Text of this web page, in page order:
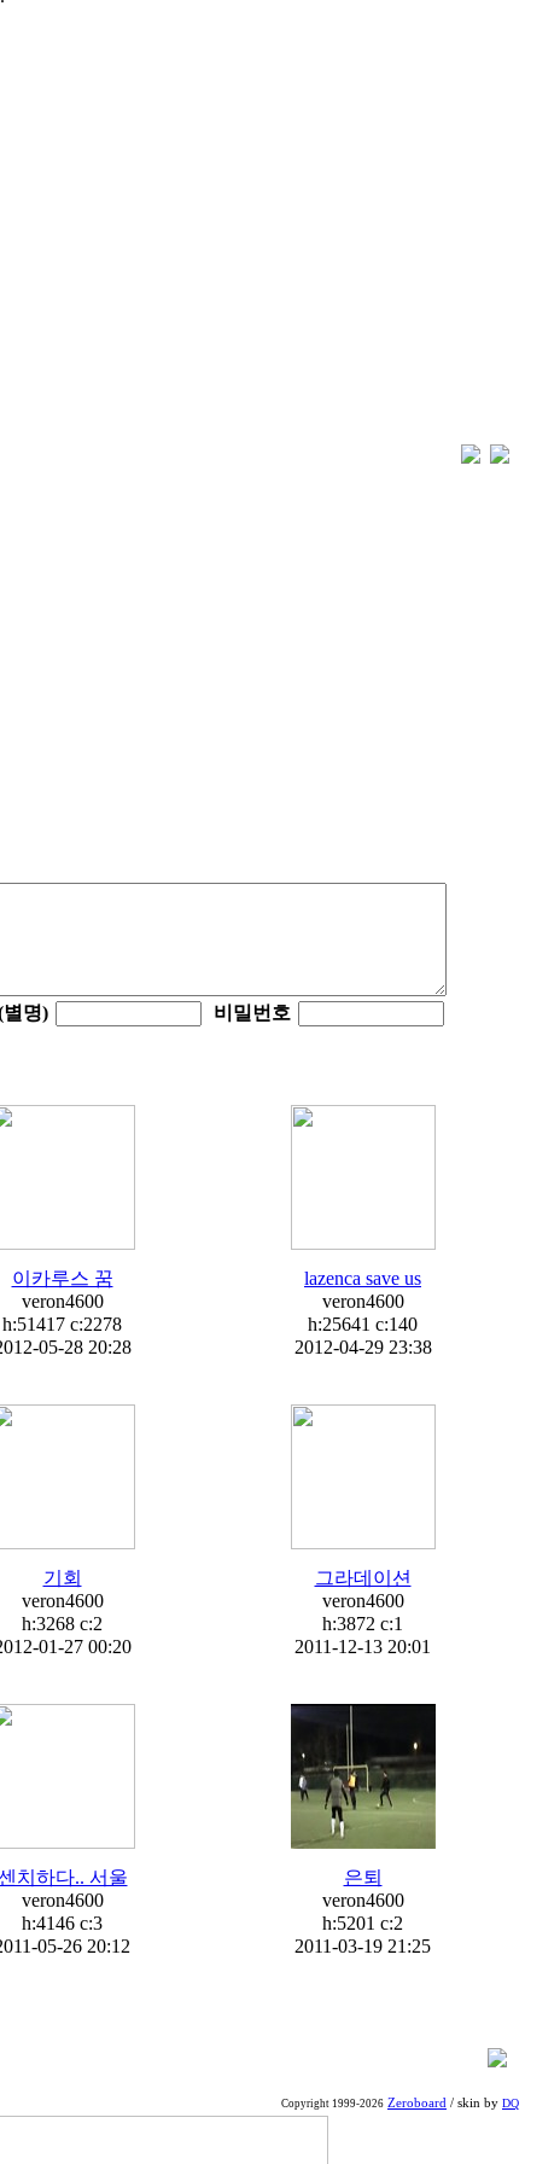
별명) 비밀번호
이카루스 꿈
veron4600
h:51417 c:2278
05-28 20:28
lazenca save us
veron4600
h:25641 c:140
2012-04-29 23:38
기회
veron4600
h:3268 c:2
01-27 00:20
그라데이션
veron4600
h:3872 c:1
2011-12-13 20:01
치하다.. 서울
veron4600
h:4146 c:3
05-26 20:12
은퇴
veron4600
h:5201 c:2
2011-03-19 21:25
Copyright 1999-2026 Zeroboard / skin by DQ